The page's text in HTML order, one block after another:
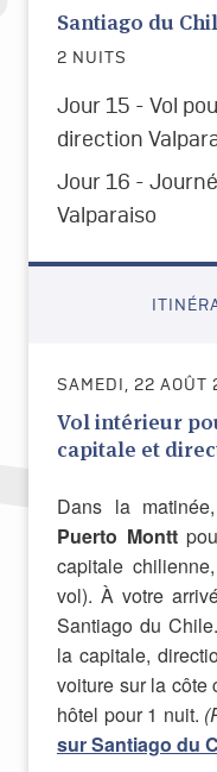
Santiago du
2 NUITS
Jour 15 - Vol
direction
Jour 16 -
Valparaiso
SAMEDI, 22 AOÛT
Vol intérieur
capitale et
Dans la
Puerto Montt
capitale
vol). À votre
Santiago du
la capitale,
voiture sur la côte
hôtel pour 1 nuit.
sur Santiago du